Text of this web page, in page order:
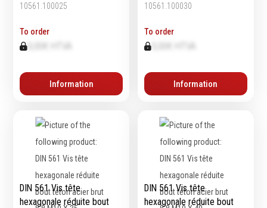
10561.100025
To order
0,00€ HTVA
Information
10561.100030
To order
Information
DIN 561 Vis tête
hexagonale réduite bout
DIN 561 Vis tête
hexagonale réduite bout